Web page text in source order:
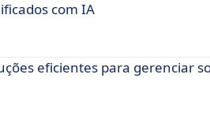
com IA
eficientes para gerenciar